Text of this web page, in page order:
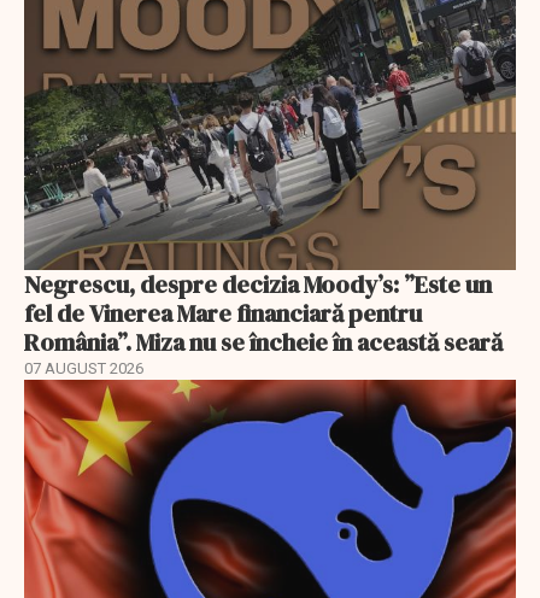
Negrescu, despre decizia Moody’s: ”Este un
fel de Vinerea Mare financiară pentru
România”. Miza nu se încheie în această seară
07 AUGUST 2026